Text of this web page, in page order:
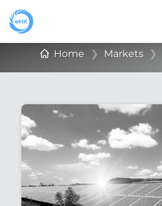
Home ❯ Markets ❯